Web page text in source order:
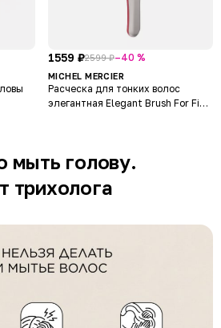
1559 ₽2599 ₽–40 %
MICHEL MERCIER
Расческа для тонких волос
элегантная Elegant Brush For Fine
мыть голову.
трихолога